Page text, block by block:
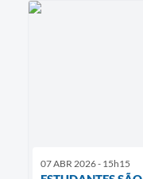
07 ABR 2026 - 15h15